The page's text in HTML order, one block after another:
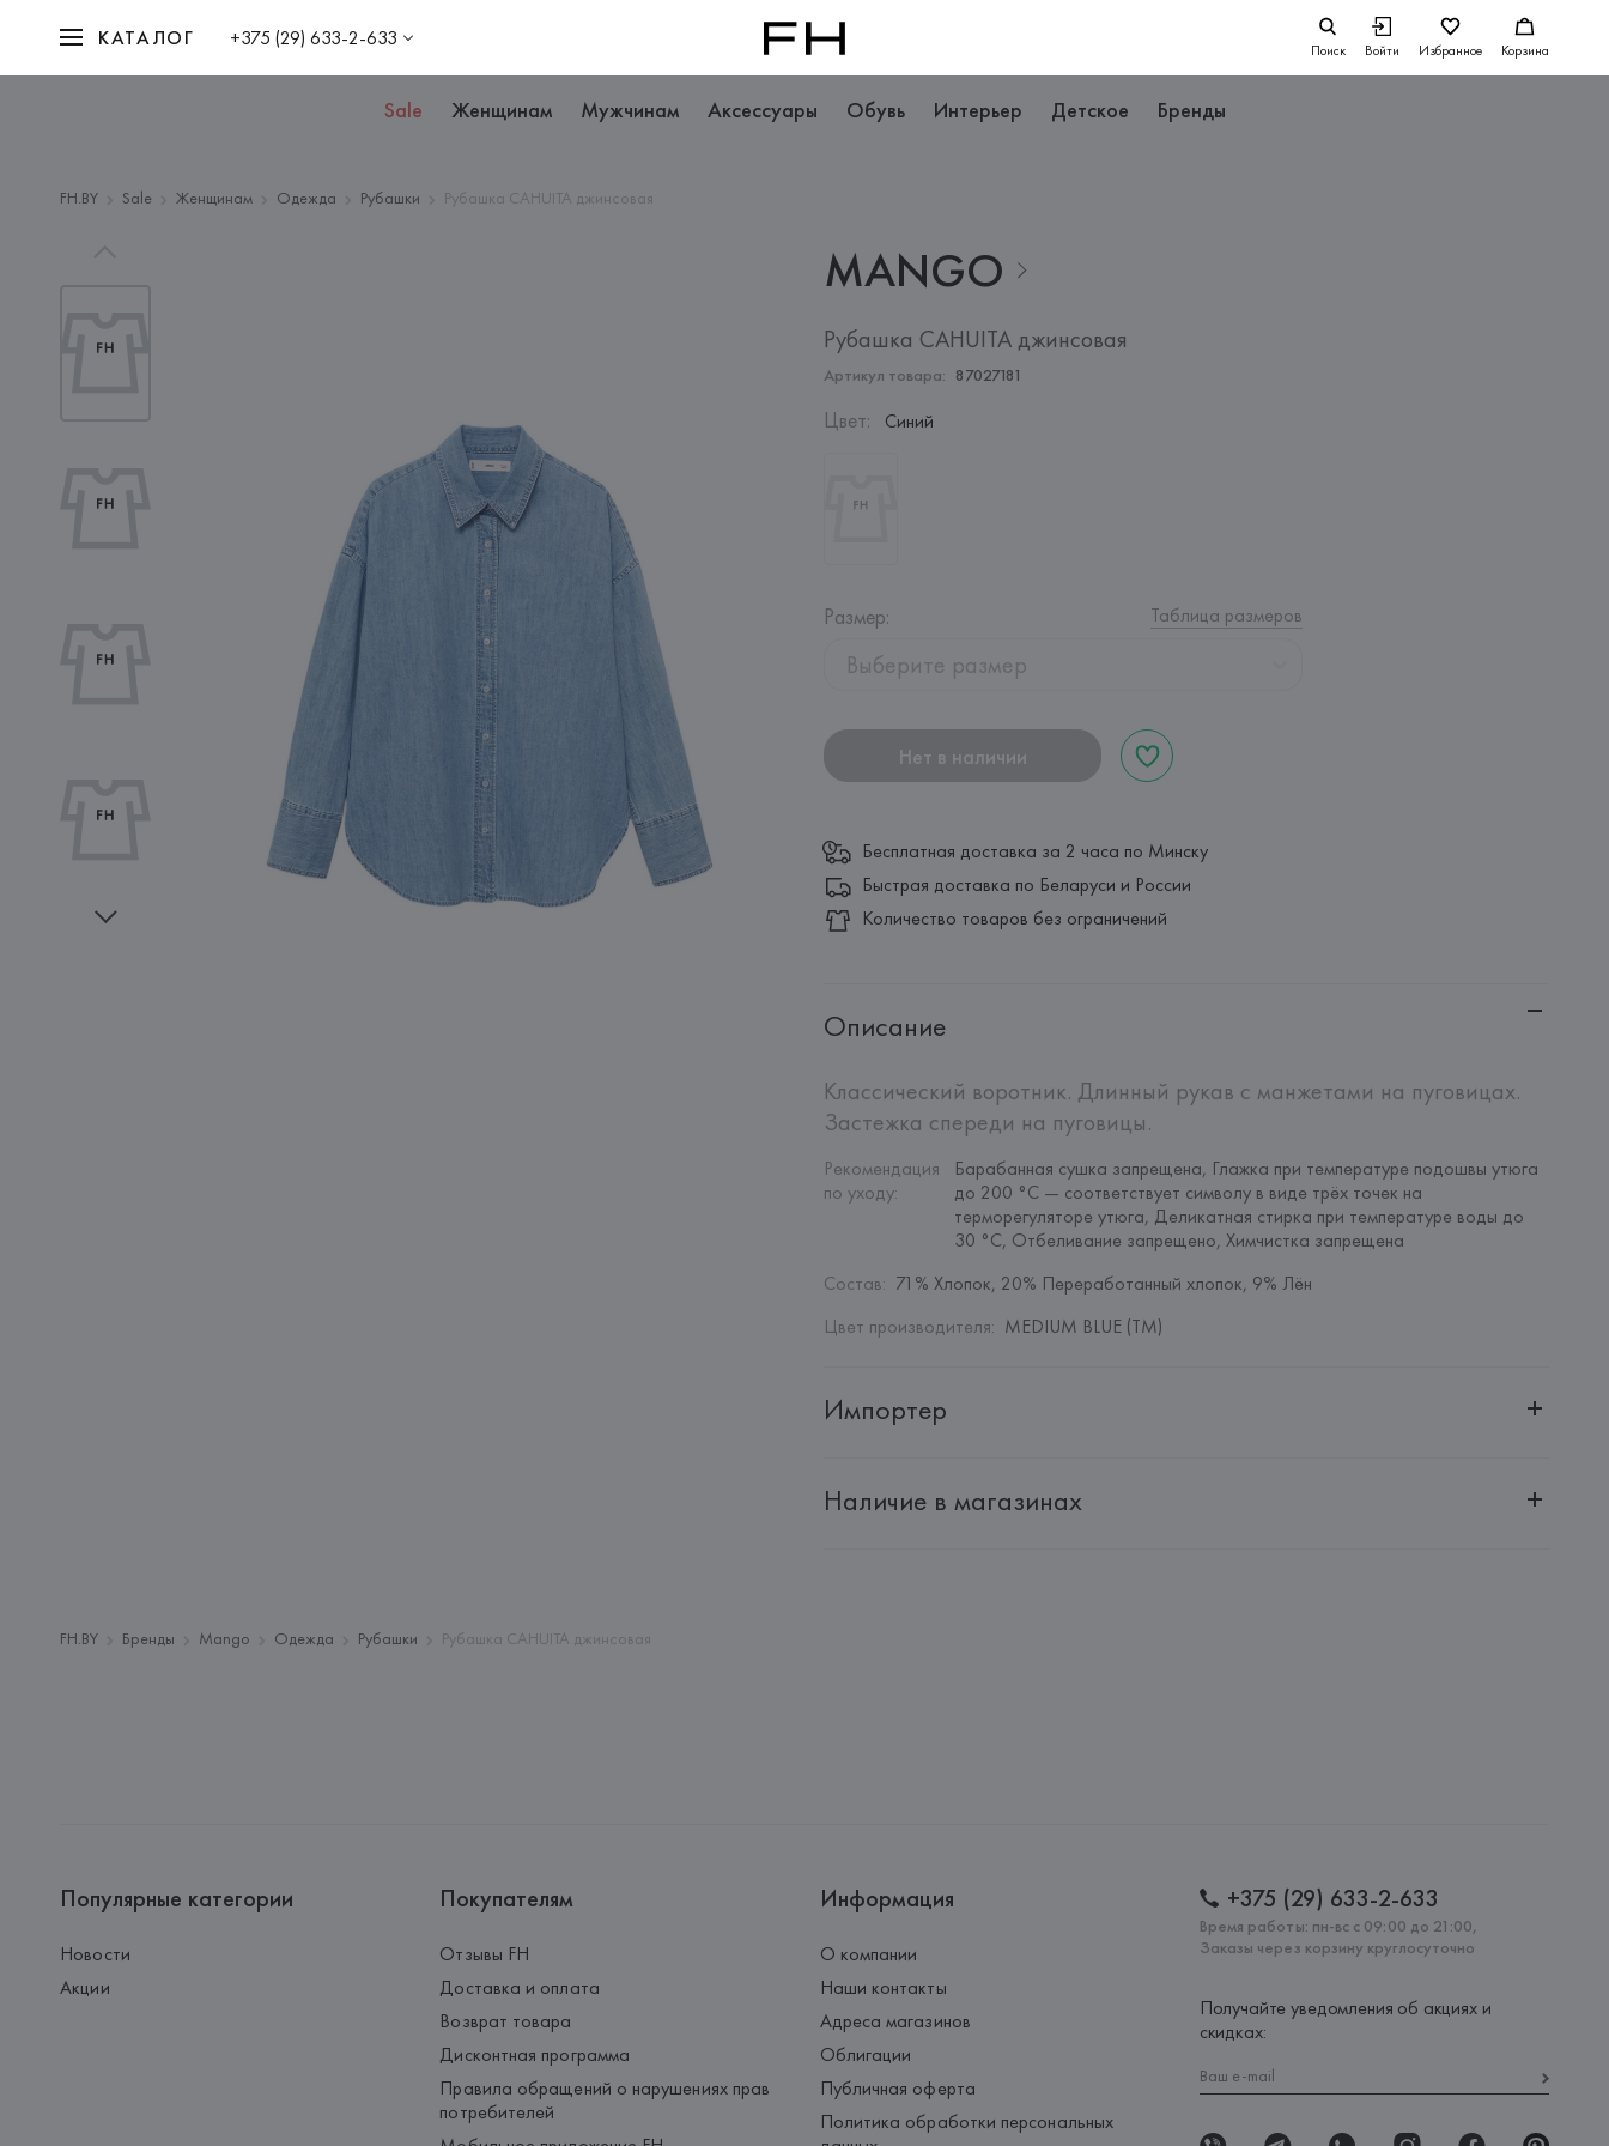
КАТАЛОГ +375 (29) 633-2-633 Поиск Войти Избранное Корзина
Sale Женщинам Мужчинам Аксессуары Обувь Интерьер Детское Бренды
FH.BY Sale Женщинам Одежда Рубашки Рубашка CAHUITA джинсовая
MANGO
Рубашка CAHUITA джинсовая
Артикул товара: 87027181
Цвет: Синий
Размер: Таблица размеров
Выберите размер
Нет в наличии
Бесплатная доставка за 2 часа по Минску
Быстрая доставка по Беларуси и России
Количество товаров без ограничений
Описание
Классический воротник. Длинный рукав с манжетами на пуговицах.
Застежка спереди на пуговицы.
Рекомендация
по уходу:
Барабанная сушка запрещена, Глажка при температуре подошвы утюга
до 200 °C — соответствует символу в виде трёх точек на
терморегуляторе утюга, Деликатная стирка при температуре воды до
30 °C, Отбеливание запрещено, Химчистка запрещена
Состав: 71% Хлопок, 20% Переработанный хлопок, 9% Лён
Цвет производителя: MEDIUM BLUE (TM)
Импортер
Адрес: Республика Беларусь, 220030, г. Минск, ул. Немига, 5, пом. 39, ком. 1
Наличие в магазинах
FH.BY Бренды Mango Одежда Рубашки Рубашка CAHUITA джинсовая
Популярные категории
Новости
Акции
Покупателям
Отзывы FH
Доставка и оплата
Возврат товара
Дисконтная программа
Правила обращений о нарушениях прав
потребителей
Информация
О компании
Наши контакты
Адреса магазинов
Облигации
Публичная оферта
Политика обработки персональных
+375 (29) 633-2-633
Время работы: пн-вс с 09:00 до 21:00,
Заказы через корзину круглосуточно
Получайте уведомления об акциях и
скидках: